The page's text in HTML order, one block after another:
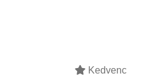
Kedvenc